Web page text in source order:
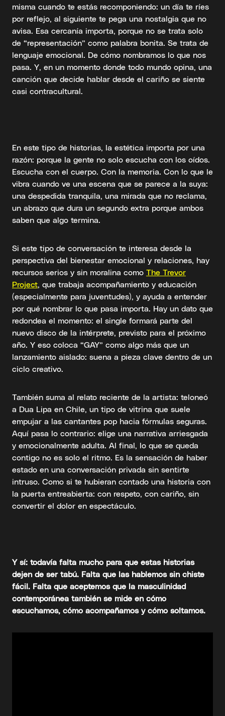
misma cuando te estás recomponiendo: un día te ríes
por reflejo, al siguiente te pega una nostalgia que no
avisa. Esa cercanía importa, porque no se trata solo
de “representación” como palabra bonita. Se trata de
lenguaje emocional. De cómo nombramos lo que nos
pasa. Y, en un momento donde todo mundo opina, una
canción que decide hablar desde el cariño se siente
casi contracultural.
En este tipo de historias, la estética importa por una
razón: porque la gente no solo escucha con los oídos.
Escucha con el cuerpo. Con la memoria. Con lo que le
vibra cuando ve una escena que se parece a la suya:
una despedida tranquila, una mirada que no reclama,
un abrazo que dura un segundo extra porque ambos
saben que algo termina.
Si este tipo de conversación te interesa desde la
perspectiva del bienestar emocional y relaciones, hay
recursos serios y sin moralina como The Trevor
Project, que trabaja acompañamiento y educación
(especialmente para juventudes), y ayuda a entender
por qué nombrar lo que pasa importa. Hay un dato que
redondea el momento: el single formará parte del
nuevo disco de la intérprete, previsto para el próximo
año. Y eso coloca “GAY” como algo más que un
lanzamiento aislado: suena a pieza clave dentro de un
ciclo creativo.
También suma al relato reciente de la artista: teloneó
a Dua Lipa en Chile, un tipo de vitrina que suele
empujar a las cantantes pop hacia fórmulas seguras.
Aquí pasa lo contrario: elige una narrativa arriesgada
y emocionalmente adulta. Al final, lo que se queda
contigo no es solo el ritmo. Es la sensación de haber
estado en una conversación privada sin sentirte
intruso. Como si te hubieran contado una historia con
la puerta entreabierta: con respeto, con cariño, sin
convertir el dolor en espectáculo.
Y sí: todavía falta mucho para que estas historias
dejen de ser tabú. Falta que las hablemos sin chiste
fácil. Falta que aceptemos que la masculinidad
contemporánea también se mide en cómo
escuchamos, cómo acompañamos y cómo soltamos.